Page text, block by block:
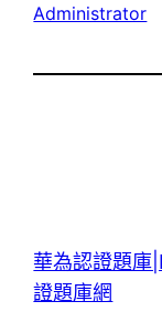
Administrator
華為認證題庫
證題庫網